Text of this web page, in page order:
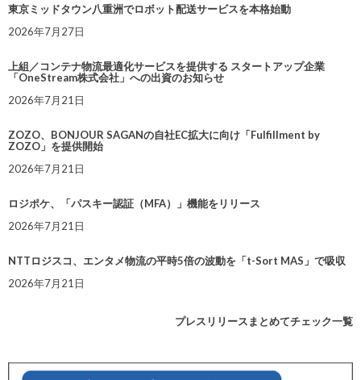
東京ミッドタウン八重洲でロボット配送サービスを本格始動
2026年7月27日
上組／コンテナ物流最適化サービスを提供する スタートアップ企業
「OneStream株式会社」への出資のお知らせ
2026年7月21日
ZOZO、BONJOUR SAGANの自社EC拡大に向け「Fulfillment by
ZOZO」を提供開始
2026年7月21日
ロジポケ、「パスキー認証（MFA）」機能をリリース
2026年7月21日
NTTロジスコ、エンタメ物流の平時5倍の波動を「t-Sort MAS」で吸収
2026年7月21日
プレスリリースまとめてチェック一覧